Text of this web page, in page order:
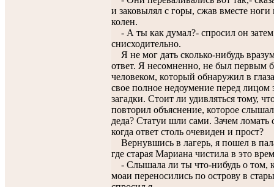
и заковылял с горы, сжав вместе ноги
колен.
- А ты как думал?- спросил он затем
снисходительно.
Я не мог дать сколько-нибудь
ответ. Я несомненно, не был первым
человеком, который обнаружил в
свое полное недоумение перед лицом
загадки. Стоит ли удивляться тому,
повторил объяснение, которое
деда? Статуи шли сами. Зачем ломать
когда ответ столь очевиден и прост?
Вернувшись в лагерь, я пошел в
где старая Мариана чистила в это
- Слышала ли ты что-нибудь о том,
моаи переносились по острову в